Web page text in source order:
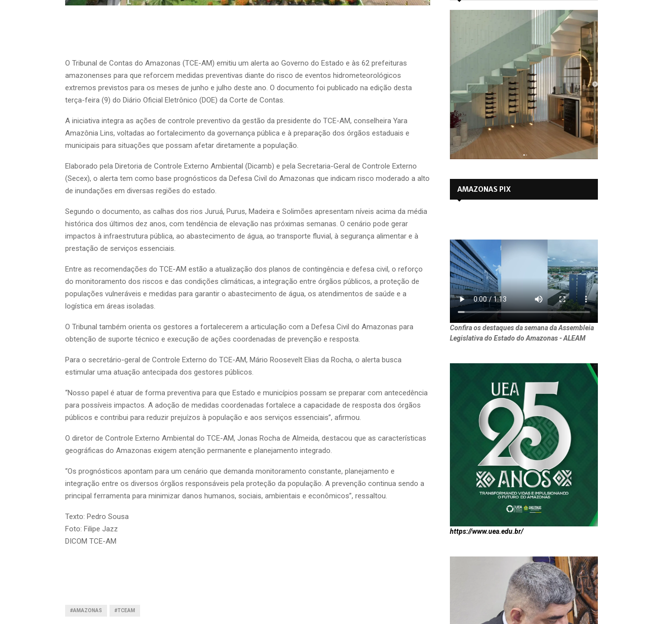
O Tribunal de Contas do Amazonas (TCE-AM) emitiu um alerta ao Governo do Estado e às 62 prefeituras
amazonenses para que reforcem medidas preventivas diante do risco de eventos hidrometeorológicos
extremos previstos para os meses de junho e julho deste ano. O documento foi publicado na edição desta
terça-feira (9) do Diário Oficial Eletrônico (DOE) da Corte de Contas.
A iniciativa integra as ações de controle preventivo da gestão da presidente do TCE-AM, conselheira Yara
Amazônia Lins, voltadas ao fortalecimento da governança pública e à preparação dos órgãos estaduais e
municipais para situações que possam afetar diretamente a população.
Elaborado pela Diretoria de Controle Externo Ambiental (Dicamb) e pela Secretaria-Geral de Controle Externo
(Secex), o alerta tem como base prognósticos da Defesa Civil do Amazonas que indicam risco moderado a alto
de inundações em diversas regiões do estado.
Segundo o documento, as calhas dos rios Juruá, Purus, Madeira e Solimões apresentam níveis acima da média
histórica dos últimos dez anos, com tendência de elevação nas próximas semanas. O cenário pode gerar
impactos à infraestrutura pública, ao abastecimento de água, ao transporte fluvial, à segurança alimentar e à
prestação de serviços essenciais.
Entre as recomendações do TCE-AM estão a atualização dos planos de contingência e defesa civil, o reforço
do monitoramento dos riscos e das condições climáticas, a integração entre órgãos públicos, a proteção de
populações vulneráveis e medidas para garantir o abastecimento de água, os atendimentos de saúde e a
logística em áreas isoladas.
O Tribunal também orienta os gestores a fortalecerem a articulação com a Defesa Civil do Amazonas para
obtenção de suporte técnico e execução de ações coordenadas de prevenção e resposta.
Para o secretário-geral de Controle Externo do TCE-AM, Mário Roosevelt Elias da Rocha, o alerta busca
estimular uma atuação antecipada dos gestores públicos.
“Nosso papel é atuar de forma preventiva para que Estado e municípios possam se preparar com antecedência
para possíveis impactos. A adoção de medidas coordenadas fortalece a capacidade de resposta dos órgãos
públicos e contribui para reduzir prejuízos à população e aos serviços essenciais”, afirmou.
O diretor de Controle Externo Ambiental do TCE-AM, Jonas Rocha de Almeida, destacou que as características
geográficas do Amazonas exigem atenção permanente e planejamento integrado.
“Os prognósticos apontam para um cenário que demanda monitoramento constante, planejamento e
integração entre os diversos órgãos responsáveis pela proteção da população. A prevenção continua sendo a
principal ferramenta para minimizar danos humanos, sociais, ambientais e econômicos”, ressaltou.
Texto: Pedro Sousa
Foto: Filipe Jazz
DICOM TCE-AM
#AMAZONAS #TCEAM
AMAZONAS PIX
Confira os destaques da semana da Assembleia
Legislativa do Estado do Amazonas - ALEAM
https://www.uea.edu.br/